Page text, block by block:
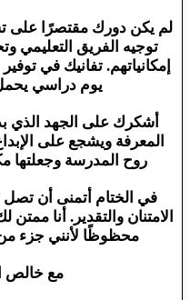
لم يكن دورك مقتصرًا على
توجيه الفريق التعليمي
إمكانياتهم. تفانيك في
يوم دراسي
أشكرك على الجهد الذي
المعرفة ويشجع على
روح المدرسة وجعلتها
في الختام أتمنى أن
الامتنان والتقدير. أنا
محظوظًا لأنني جزء
مع خالص